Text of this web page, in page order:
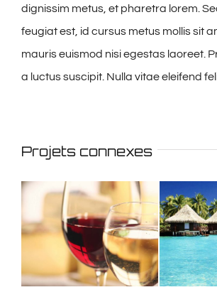
dignissim metus, et pharetra lorem.
feugiat est, id cursus metus mollis sit
mauris euismod nisi egestas laoreet.
a luctus suscipit. Nulla vitae eleifend
Projets connexes